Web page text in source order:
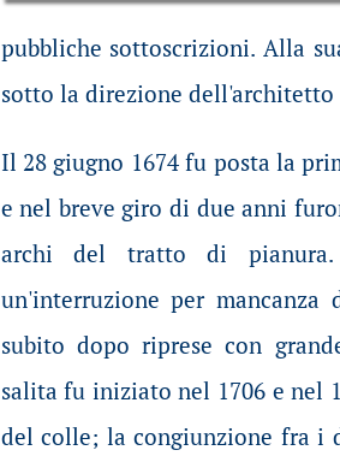
pubbliche sottoscrizioni. Alla
sotto la direzione dell'architetto
Il 28 giugno 1674 fu posta la
e nel breve giro di due anni
archi del tratto di pianura.
un'interruzione per
subito dopo riprese con
salita fu iniziato nel 1706 e nel
del colle; la congiunzione fra i